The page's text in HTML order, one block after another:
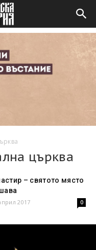
църква
– святото място
2017 0